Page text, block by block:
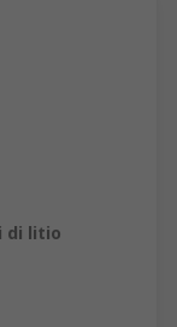
di litio